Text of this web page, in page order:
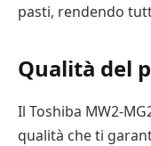
pasti, rendendo
Qualità del
Il Toshiba MW2-
qualità che ti